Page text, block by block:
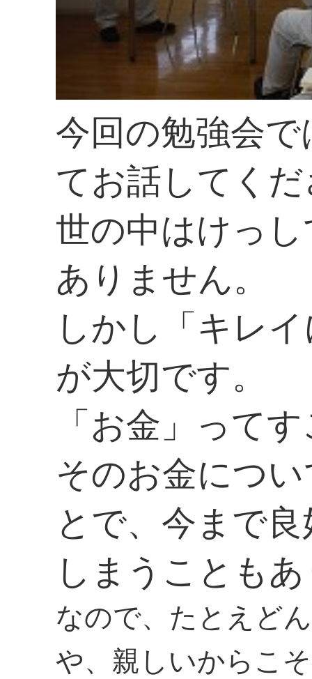
今回の勉強会
てお話してく
世の中はけっ
ありません。
しかし「キレ
が大切です。
「お金」って
そのお金につ
とで、今まで
しまうことも
なので、たとえど
や、親しいからこ